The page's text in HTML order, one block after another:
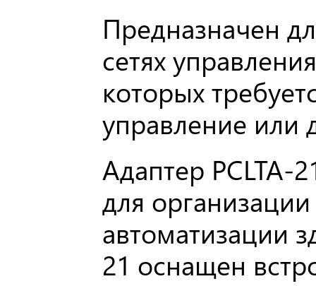
Предназначен
сетях
которых
управление или
Адаптер PCLTA-
для
автоматизации
21 оснащен